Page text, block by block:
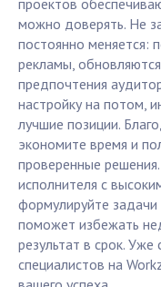
проектов
можно доверять. Не
постоянно меняется:
рекламы,
предпочтения
настройку на потом,
лучшие позиции.
экономите время и
проверенные
исполнителя с
формулируйте
поможет избежать
результат в срок.
специалистов на